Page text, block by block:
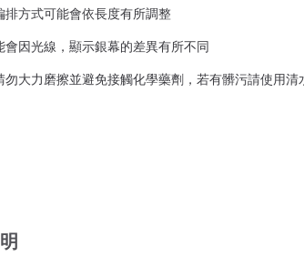
方式可能會依長度有所調整
因光線，顯示銀幕的差異有所不同
大力磨擦並避免接觸化學藥劑，若有髒污請使用